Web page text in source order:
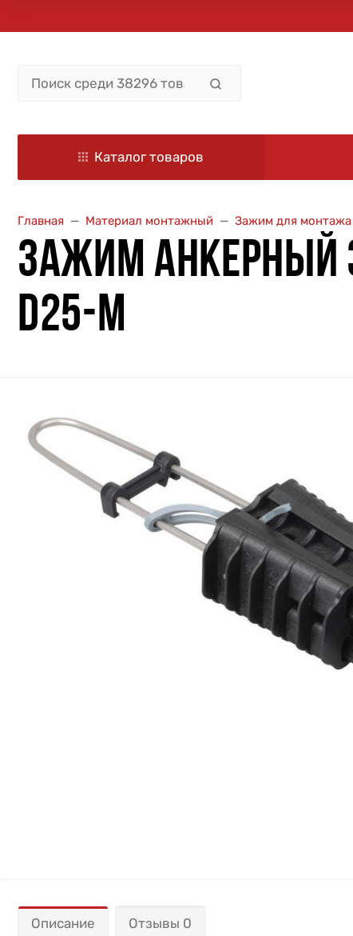
Каталог товаров
Главная Материал монтажный Зажим для
ЗАЖИМ АНКЕРНЫЙ
D25-M
Описание Отзывы 0